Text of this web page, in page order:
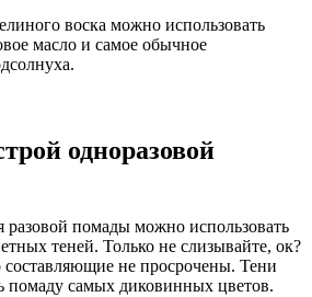
воска можно использовать
масло и самое обычное
одноразовой
разовой помады можно использовать
теней. Только не слизывайте, ок?
составляющие не просрочены. Тени
помаду самых диковинных цветов.